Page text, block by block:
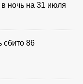
ночь на 31 июля
сбито 86